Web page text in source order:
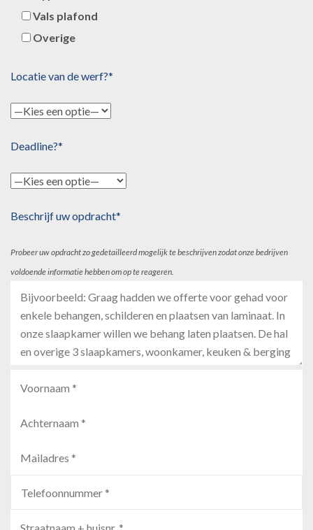
Vals plafond
Overige
Locatie van de werf?*
Deadline?*
Beschrijf uw opdracht*
Probeer uw opdracht zo gedetailleerd mogelijk te beschrijven zodat onze bedrijven
voldoende informatie hebben om op te reageren.